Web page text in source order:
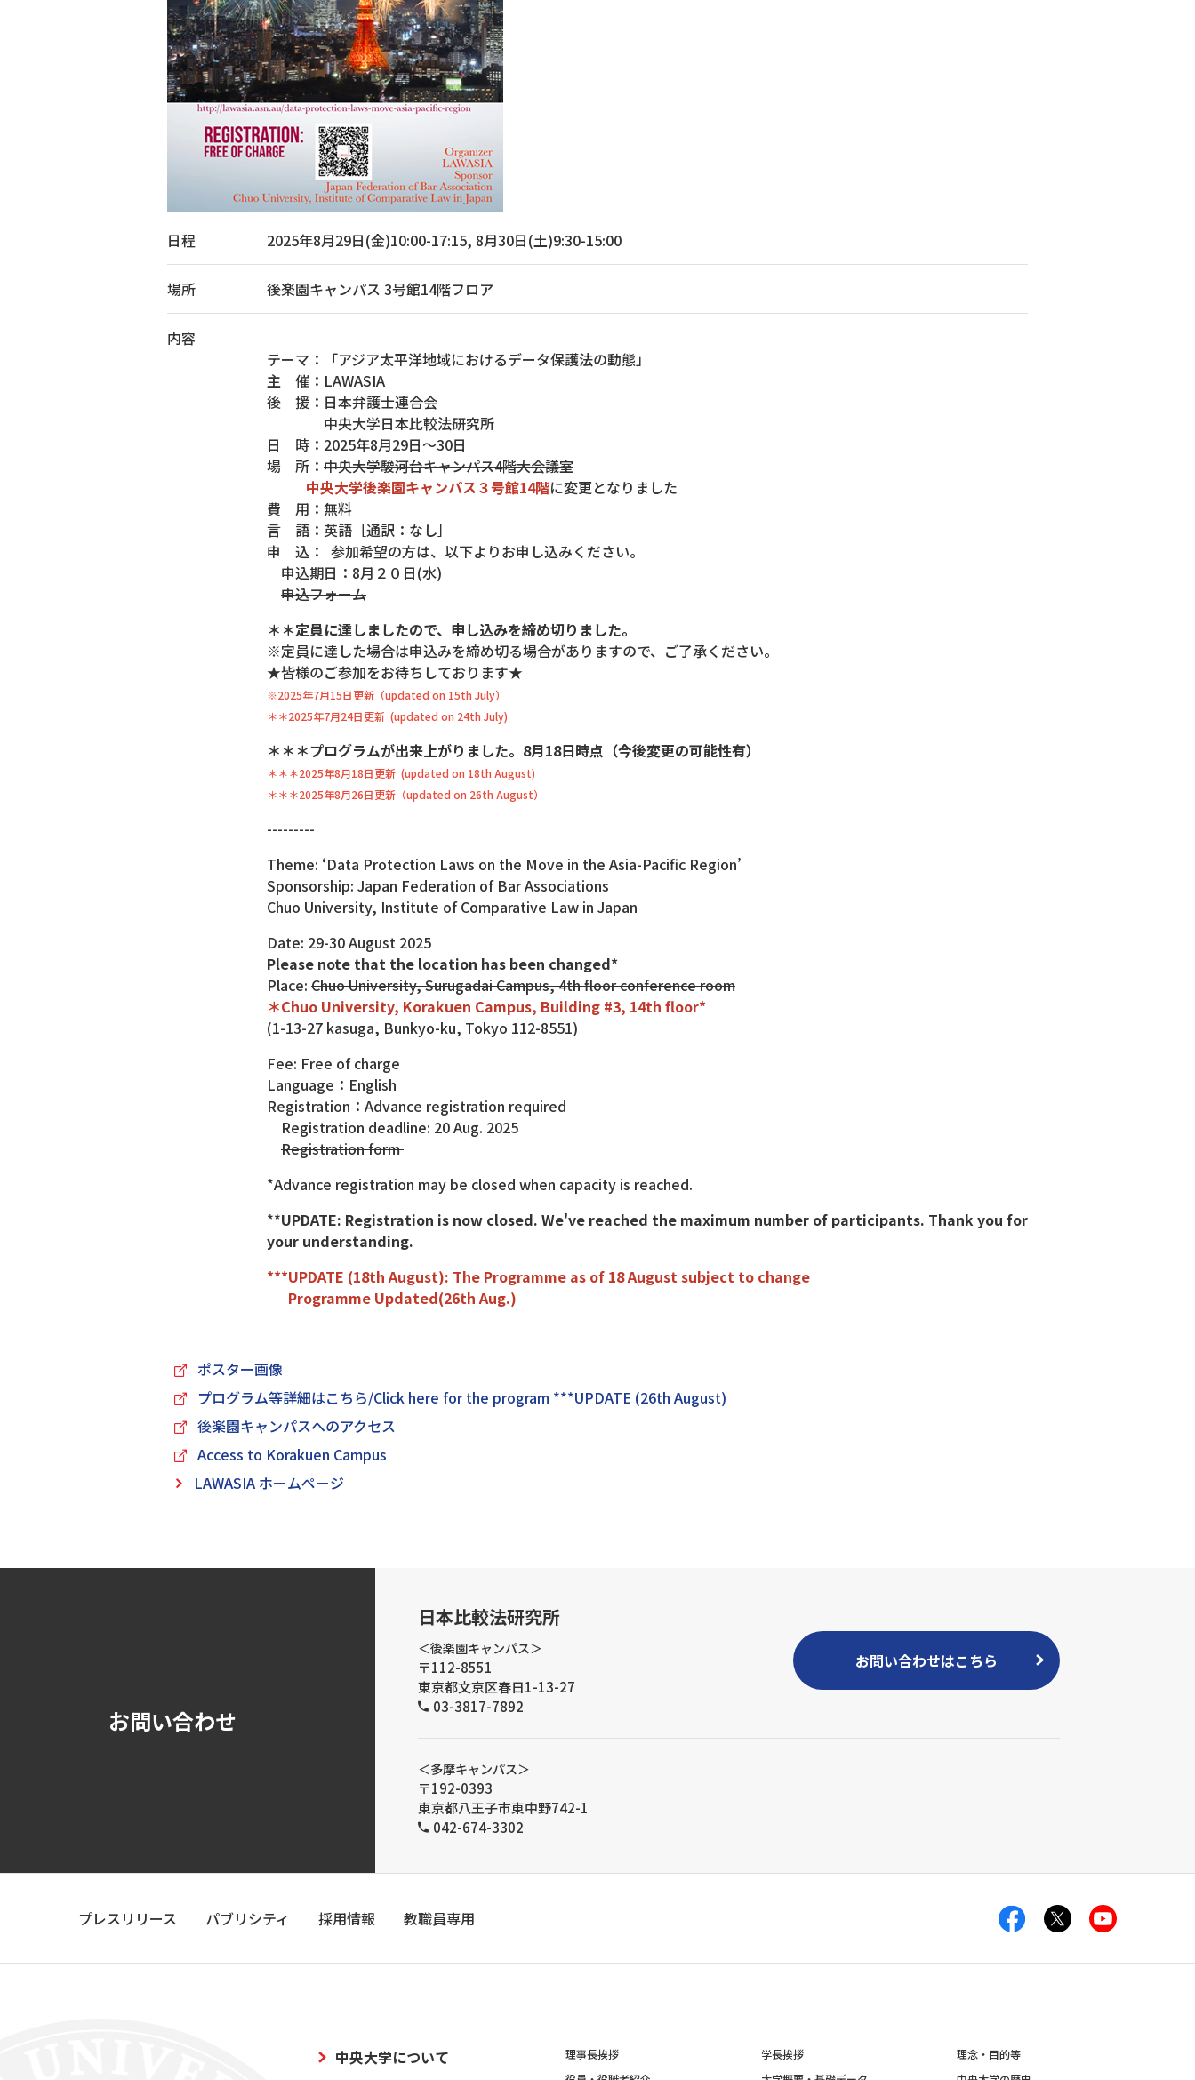
日程 2025年8月29日(金)10:00-17:15, 8月30日(土)9:30-15:00
場所 後楽園キャンパス 3号館14階フロア
内容
テーマ：「アジア太平洋地域におけるデータ保護法の動態」
主 催：LAWASIA
後 援：日本弁護士連合会
中央大学日本比較法研究所
日 時：2025年8月29日～30日
場 所： 中央大学駿河台キャンパス4階大会議室
中央大学後楽園キャンパス３号館14階に変更となりました
費 用：無料
言 語：英語［通訳：なし］
申 込： 参加希望の方は、以下よりお申し込みください。
申込期日：8月２０日(水)
申込フォーム
＊＊定員に達しましたので、申し込みを締め切りました。
※定員に達した場合は申込みを締め切る場合がありますので、ご了承ください。
★皆様のご参加をお待ちしております★
※2025年7月15日更新（updated on 15th July）
＊＊2025年7月24日更新 (updated on 24th July)
＊＊＊プログラムが出来上がりました。8月18日時点（今後変更の可能性有）
＊＊＊2025年8月18日更新 (updated on 18th August)
＊＊＊2025年8月26日更新（updated on 26th August）
---------
Theme: ‘Data Protection Laws on the Move in the Asia-Pacific Region’
Sponsorship: Japan Federation of Bar Associations
Chuo University, Institute of Comparative Law in Japan
Date: 29-30 August 2025
Please note that the location has been changed*
Place: Chuo University, Surugadai Campus, 4th floor conference room
＊Chuo University, Korakuen Campus, Building #3, 14th floor*
(1-13-27 kasuga, Bunkyo-ku, Tokyo 112-8551)
Fee: Free of charge
Language：English
Registration：Advance registration required
Registration deadline: 20 Aug. 2025
Registration form
*Advance registration may be closed when capacity is reached.
**UPDATE: Registration is now closed. We've reached the maximum number of participants. Thank you for
your understanding.
***UPDATE (18th August): The Programme as of 18 August subject to change
Programme Updated(26th Aug.)
ポスター画像
プログラム等詳細はこちら/Click here for the program ***UPDATE (26th August)
後楽園キャンパスへのアクセス
Access to Korakuen Campus
LAWASIA ホームページ
お問い合わせ
日本比較法研究所
＜後楽園キャンパス＞
〒112-8551
東京都文京区春日1-13-27
03-3817-7892
お問い合わせはこちら
＜多摩キャンパス＞
〒192-0393
東京都八王子市東中野742-1
042-674-3302
プレスリリース パブリシティ 採用情報 教職員専用
中央大学について 理事長挨拶 学長挨拶
理念・目的等